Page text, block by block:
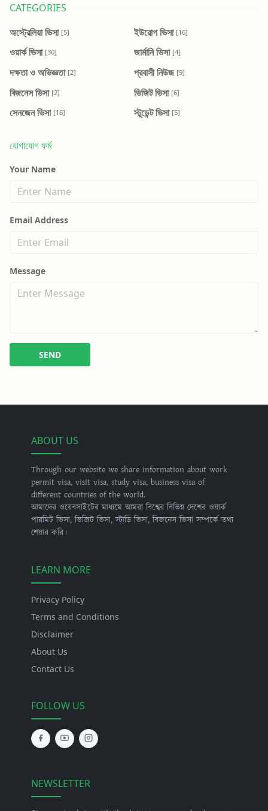
CATEGORIES
অস্ট্রেলিয়া ভিসা [5] ইউরোপ ভিসা [16]
ওয়ার্ক ভিসা [30] জার্মানি ভিসা [4]
দক্ষতা ও অভিজ্ঞতা [2] প্রবাসী নিউজ [9]
বিজনেস ভিসা [2] ভিজিট ভিসা [6]
সেনজেন ভিসা [16] স্টুডেন্ট ভিসা [5]
যোগাযোগ ফর্ম
Your Name
Email Address
Message
SEND
ABOUT US
Through our website we share information about work
permit visa, visit visa, study visa, business visa of
different countries of the world.
আমাদের ওয়েবসাইটের মাধ্যমে আমরা বিশ্বের বিভিন্ন দেশের ওয়ার্ক
পারমিট ভিসা, ভিজিট ভিসা, স্টাডি ভিসা, বিজনেস ভিসা সম্পর্কে তথ্য
শেয়ার করি।
LEARN MORE
Privacy Policy
Terms and Conditions
Disclaimer
About Us
Contact Us
FOLLOW US
NEWSLETTER